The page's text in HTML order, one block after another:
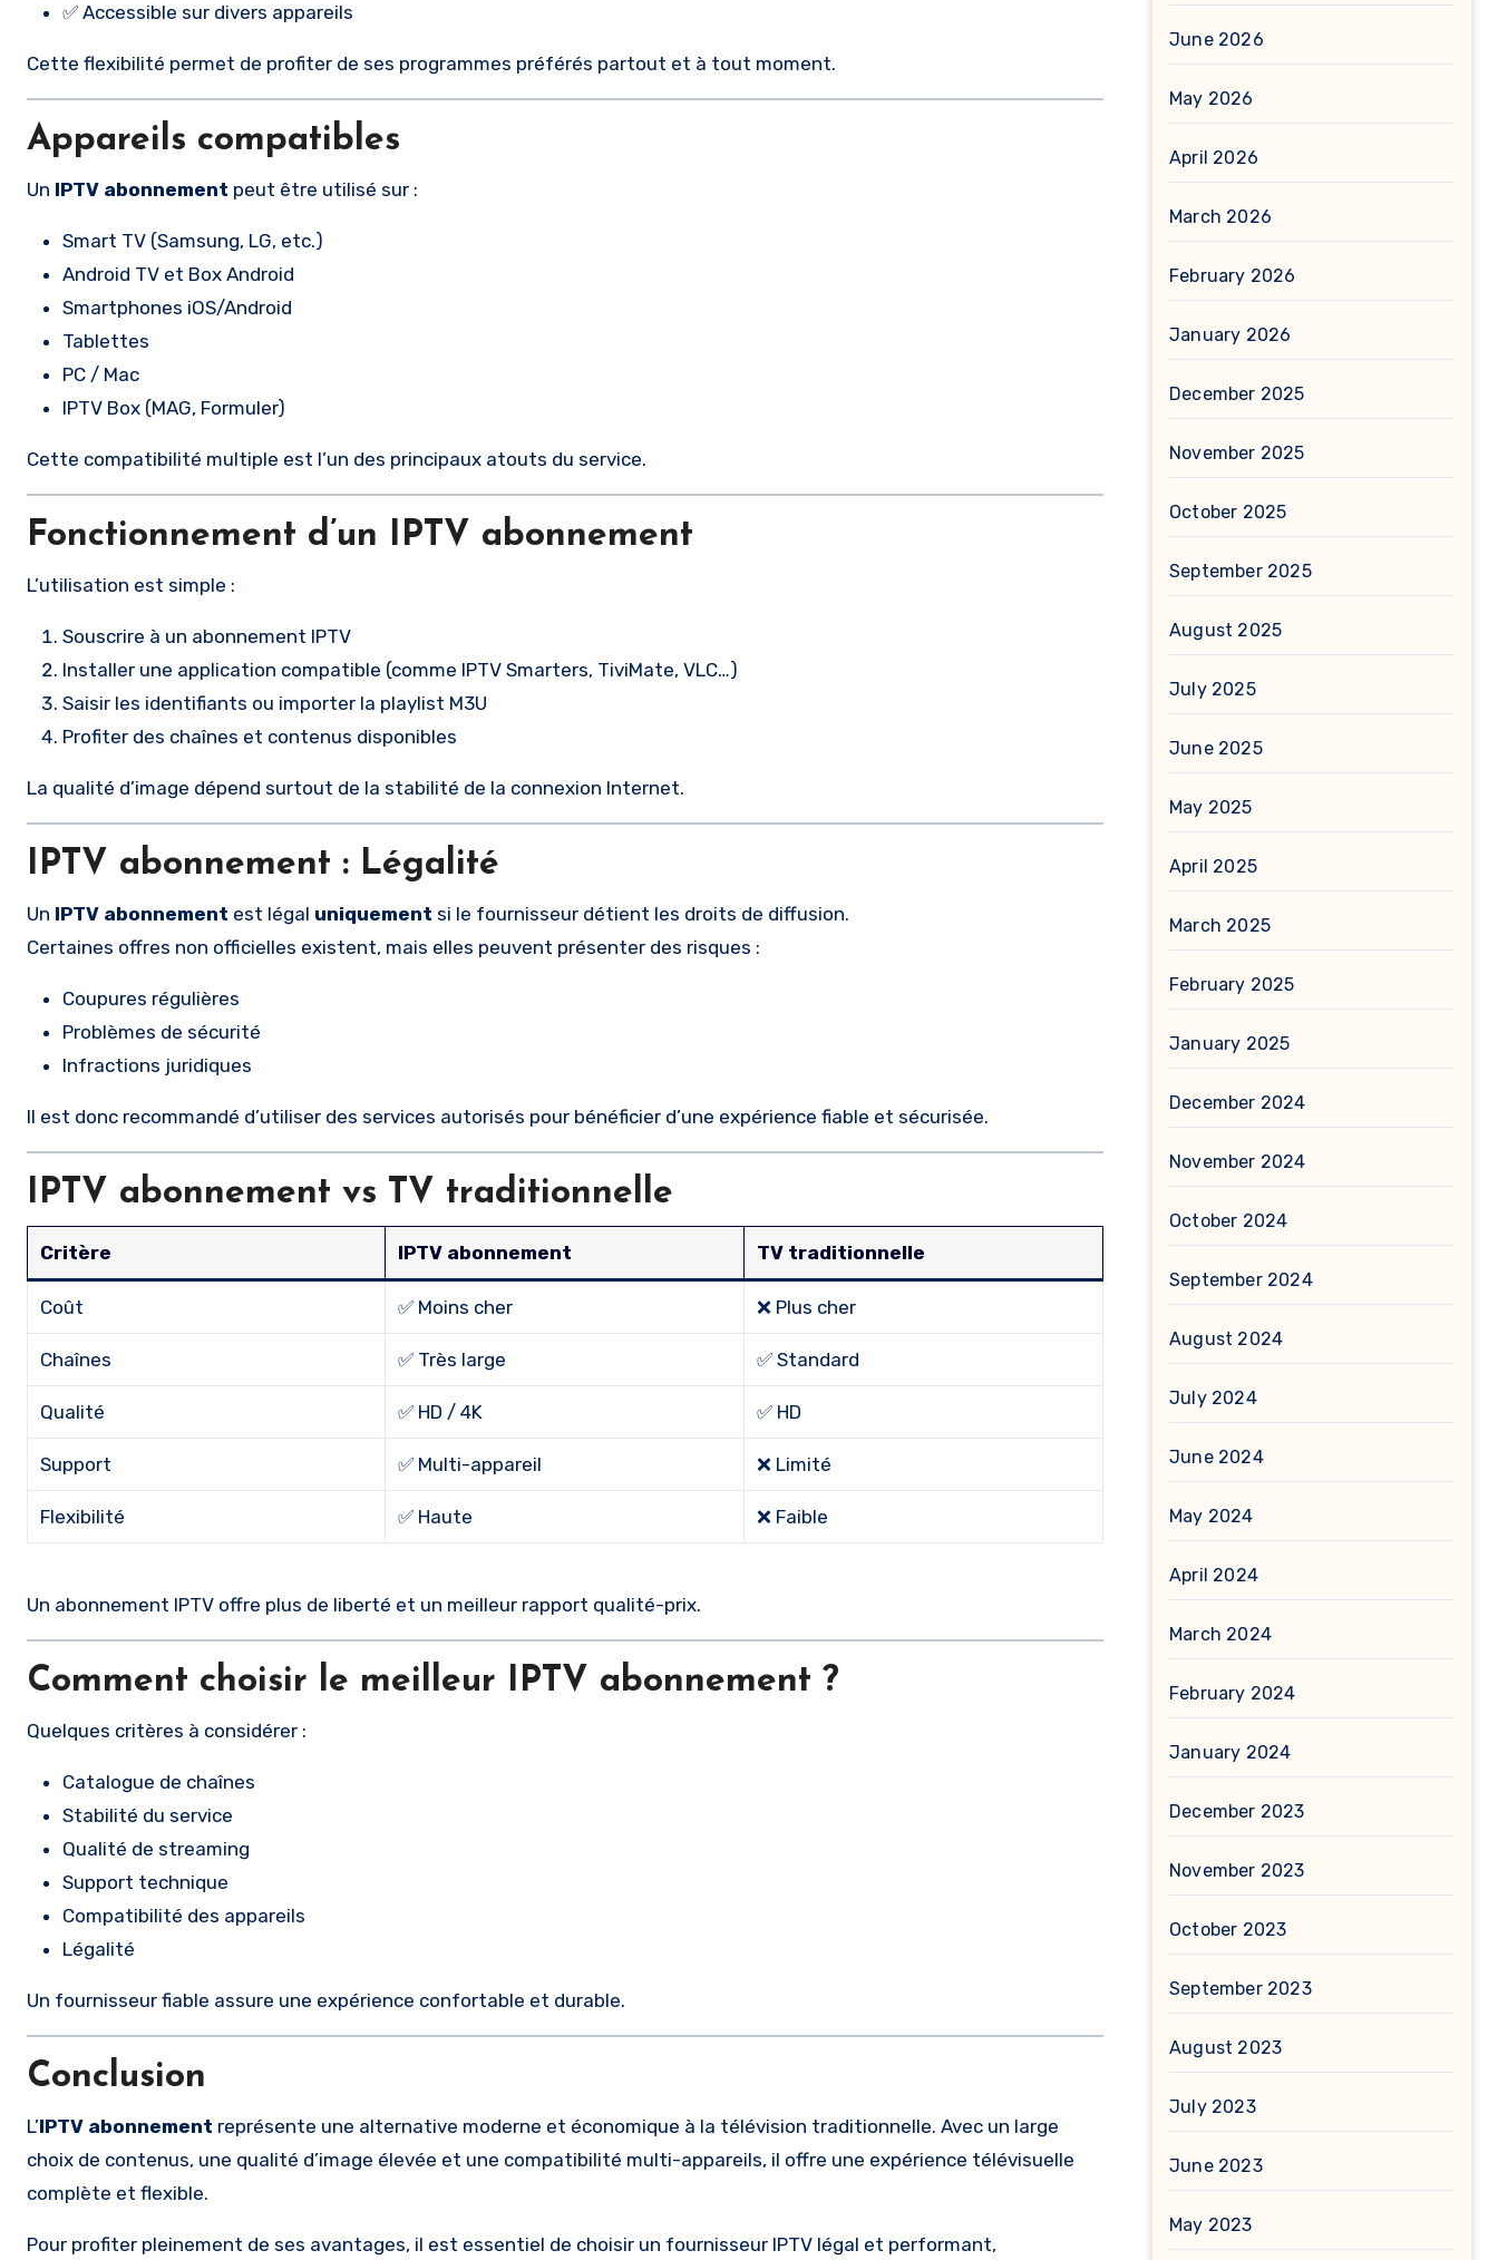
✅ Accessible sur divers appareils
Cette flexibilité permet de profiter de ses programmes préférés partout et à tout moment.
Appareils compatibles
Un IPTV abonnement peut être utilisé sur :
Smart TV (Samsung, LG, etc.)
Android TV et Box Android
Smartphones iOS/Android
Tablettes
PC / Mac
IPTV Box (MAG, Formuler)
Cette compatibilité multiple est l’un des principaux atouts du service.
Fonctionnement d’un IPTV abonnement
L’utilisation est simple :
Souscrire à un abonnement IPTV
Installer une application compatible (comme IPTV Smarters, TiviMate, VLC…)
Saisir les identifiants ou importer la playlist M3U
Profiter des chaînes et contenus disponibles
La qualité d’image dépend surtout de la stabilité de la connexion Internet.
IPTV abonnement : Légalité
Un IPTV abonnement est légal uniquement si le fournisseur détient les droits de diffusion.
Certaines offres non officielles existent, mais elles peuvent présenter des risques :
Coupures régulières
Problèmes de sécurité
Infractions juridiques
Il est donc recommandé d’utiliser des services autorisés pour bénéficier d’une expérience fiable et sécurisée.
IPTV abonnement vs TV traditionnelle
Critère IPTV abonnement TV traditionnelle
Coût ✅ Moins cher ❌ Plus cher
Chaînes ✅ Très large ✅ Standard
Qualité ✅ HD / 4K ✅ HD
Support ✅ Multi-appareil ❌ Limité
Flexibilité ✅ Haute ❌ Faible
Un abonnement IPTV offre plus de liberté et un meilleur rapport qualité-prix.
Comment choisir le meilleur IPTV abonnement ?
Quelques critères à considérer :
Catalogue de chaînes
Stabilité du service
Qualité de streaming
Support technique
Compatibilité des appareils
Légalité
Un fournisseur fiable assure une expérience confortable et durable.
Conclusion
L’IPTV abonnement représente une alternative moderne et économique à la télévision traditionnelle. Avec un large
choix de contenus, une qualité d’image élevée et une compatibilité multi-appareils, il offre une expérience télévisuelle
complète et flexible.
Pour profiter pleinement de ses avantages, il est essentiel de choisir un fournisseur IPTV légal et performant,
June 2026
May 2026
April 2026
March 2026
February 2026
January 2026
December 2025
November 2025
October 2025
September 2025
August 2025
July 2025
June 2025
May 2025
April 2025
March 2025
February 2025
January 2025
December 2024
November 2024
October 2024
September 2024
August 2024
July 2024
June 2024
May 2024
April 2024
March 2024
February 2024
January 2024
December 2023
November 2023
October 2023
September 2023
August 2023
July 2023
June 2023
May 2023